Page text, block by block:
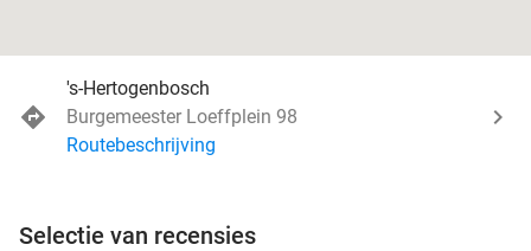
's-Hertogenbosch
Burgemeester Loeffplein 98
Routebeschrijving
Selectie van recensies